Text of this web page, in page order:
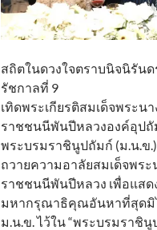
สถิตในดวงใจตราบนิจนิรัน
รัชกาลที่ 9
เทิดพระเกียรติสมเด็จพระน
ราชชนนีพันปีหลวงองค์อุป
พระบรมราชินูปถัมก์ (ม.น.ข
ถวายความอาลัยสมเด็จพร
ราชชนนีพันปีหลวง เพื่อแส
มหากรุณาธิคุณอันหาที่สุดมิ
ม.น.ข. ไว้ใน “พระบรมราชิ